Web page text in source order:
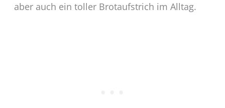
aber auch ein toller Brotaufstrich im Alltag.